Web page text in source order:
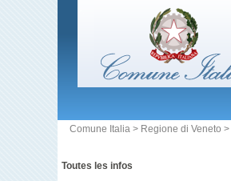
Comune Italia > Regione di Veneto >
Toutes les infos